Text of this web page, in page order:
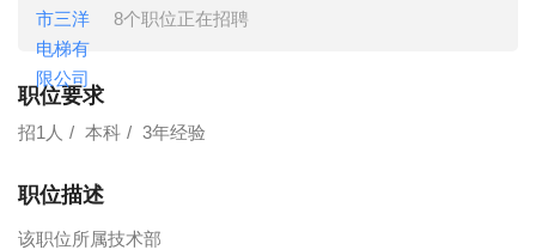
8个职位正在招聘
职位要求
招1人 本科 3年经验
职位描述
该职位所属技术部